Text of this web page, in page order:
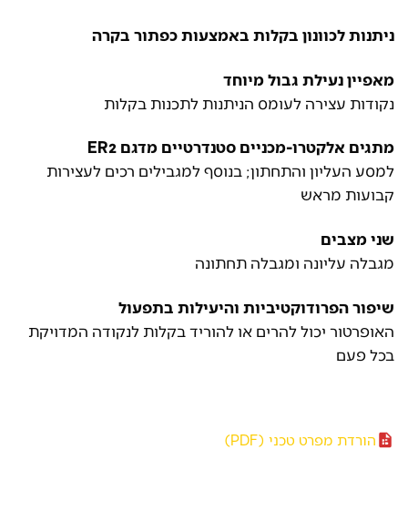
ניתנות לכוונון בקלות באמצעות כפתור בקרה
מאפיין נעילת גבול מיוחד
נקודות עצירה לעומס הניתנות לתכנות בקלות
מתגים אלקטרו-מכניים סטנדרטיים מדגם ER2
למסע העליון והתחתון; בנוסף למגבילים רכים לעצירות
קבועות מראש
שני מצבים
מגבלה עליונה ומגבלה תחתונה
שיפור הפרודוקטיביות והיעילות בתפעול
האופרטור יכול להרים או להוריד בקלות לנקודה המדויקת
בכל פעם
הורדת מפרט טכני (PDF)